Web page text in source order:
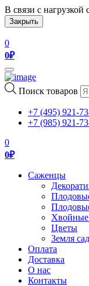
В связи с нагрузкой
Закрыть
0
0₽
Toggle
navigation
Поиск товаров
+7 (495) 921-
+7 (985) 921-
0
0₽
Саженцы
Хвойные
Цветы
Земля
Оплата
Доставка
О нас
Контакты